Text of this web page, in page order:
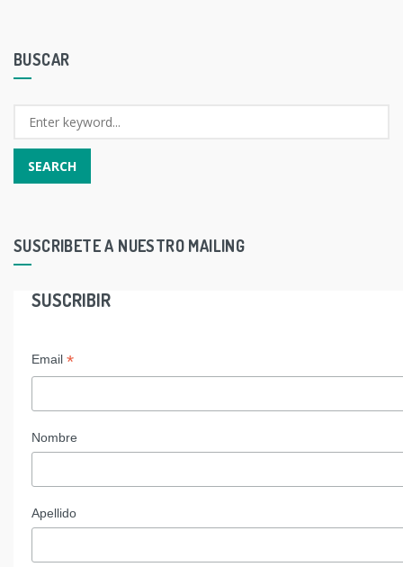
BUSCAR
SUSCRIBETE A NUESTRO MAILING
SUSCRIBIR
Email *
Nombre
Apellido